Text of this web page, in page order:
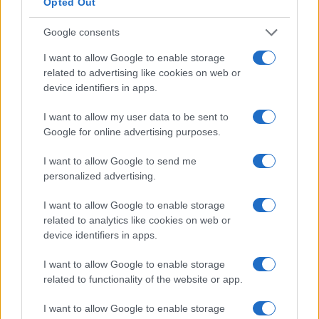
Google consents
I want to allow Google to enable storage
related to advertising like cookies on web or
device identifiers in apps.
I want to allow my user data to be sent to
Google for online advertising purposes.
I want to allow Google to send me
personalized advertising.
I want to allow Google to enable storage
related to analytics like cookies on web or
device identifiers in apps.
I want to allow Google to enable storage
related to functionality of the website or app.
I want to allow Google to enable storage
Sem guarda de portão. Sem fronteiras para entrada. Isso soa
bem. Uma pessoa, por exemplo, no Sri Lanka, que nunca sonhou
em conseguir um empréstimo a juros baixos, muito menos em dar
isso é verdadeiramente revolucionário.
O Aave, e outros protocolos de criptografia como ele,
empréstimos. A participação no mercado global de
empréstimos via Aave é 100% acessível a qualquer pessoa,
independentemente de histórico, status de emprego, raça ou
sexo – pontuação de crédito? Dane-se isso!
Todas essas
barreiras de entrada negativas que os bancos macabros
normalmente estabelecem para então oferecer aos tomadores de
empréstimos uma taxa de juros astronomicamente alta são coisas
do passado.
O motivo pelo qual o empréstimo com garantias excessivas
funciona no Aave é que elimina a necessidade de fazer
verificações de crédito.O excesso de garantia significa que você
coloca um valormaior do que o que você emprestou.Em